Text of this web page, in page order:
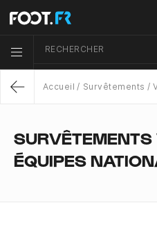
Menu list icon
RECHERCHER
Accueil Survêtements
SURVÊTEMENTS
ÉQUIPES